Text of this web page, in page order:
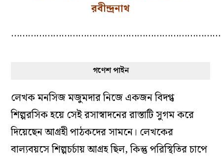
রবীন্দ্রনাথ
গণেশ পাইন
লেখক মনসিজ মজুমদার নিজে একজন বিদগ্ধ
শিল্পরসিক হয়ে সেই রসাস্বাদনের রাস্তাটি সুগম করে
দিয়েছেন আগ্রহী পাঠকদের সামনে। লেখকের
বাল‌্যবয়সে শিল্পচর্চায় আগ্রহ ছিল, কিন্তু পরিস্থিতির চাপে